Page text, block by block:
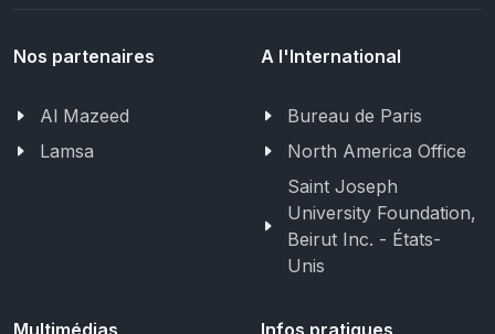
Nos partenaires
Al Mazeed
Lamsa
A l'International
Bureau de Paris
North America Office
Saint Joseph
University Foundation,
Beirut Inc. - États-
Unis